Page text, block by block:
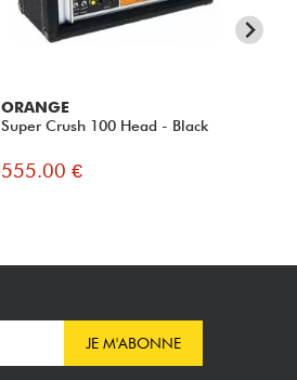
ORANGE
Super Crush 100 Head - Black
555.00 €
JE M'ABONNE